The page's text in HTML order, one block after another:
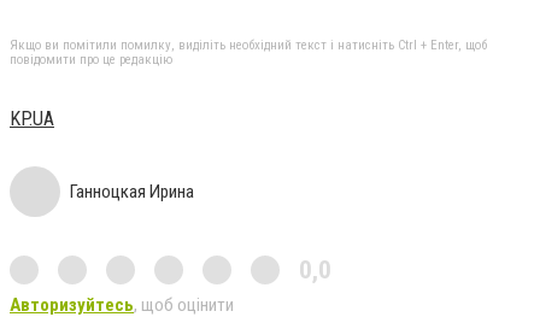
Якщо ви помітили помилку, виділіть необхідний текст і натисніть Ctrl + Enter, щоб
повідомити про це редакцію
KP.UA
Ганноцкая Ирина
0,0
Авторизуйтесь, щоб оцінити